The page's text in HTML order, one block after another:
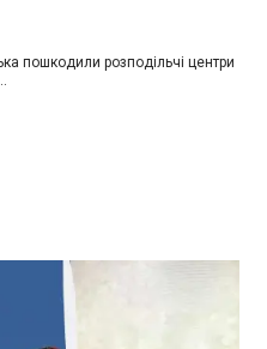
пошкодили розподільчі центри